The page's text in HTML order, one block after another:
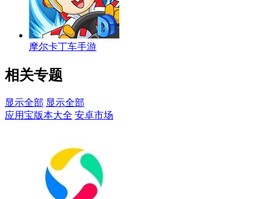
摩尔卡丁车手游
相关专题
显示全部 显示全部
应用宝版本大全 安卓市场